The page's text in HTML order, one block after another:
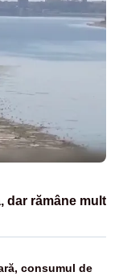
dar rămâne mult
consumul de